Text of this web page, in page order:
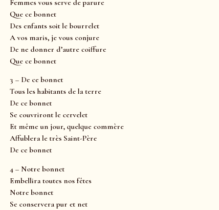
Femmes vous serve de parure
Que ce bonnet
Des enfants soit le bourrelet
A vos maris, je vous conjure
De ne donner d’autre coiffure
Que ce bonnet
3 – De ce bonnet
Tous les habitants de la terre
De ce bonnet
Se couvriront le cervelet
Et même un jour, quelque commère
Affublera le très Saint-Père
De ce bonnet
4 – Notre bonnet
Embellira toutes nos fêtes
Notre bonnet
Se conservera pur et net